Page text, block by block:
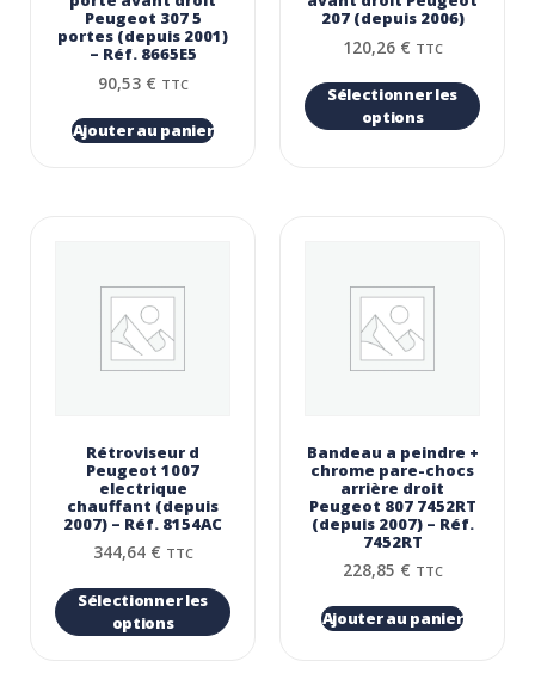
Peugeot 307 5
portes (depuis 2001)
– Réf. 8665E5
90,53 € TTC
Ajouter au panier
207 (depuis 2006)
120,26 € TTC
Sélectionner les
options
Rétroviseur d
Peugeot 1007
electrique
chauffant (depuis
2007) – Réf. 8154AC
344,64 € TTC
Sélectionner les
options
Bandeau a peindre +
chrome pare-chocs
arrière droit
Peugeot 807 7452RT
(depuis 2007) – Réf.
7452RT
228,85 € TTC
Ajouter au panier